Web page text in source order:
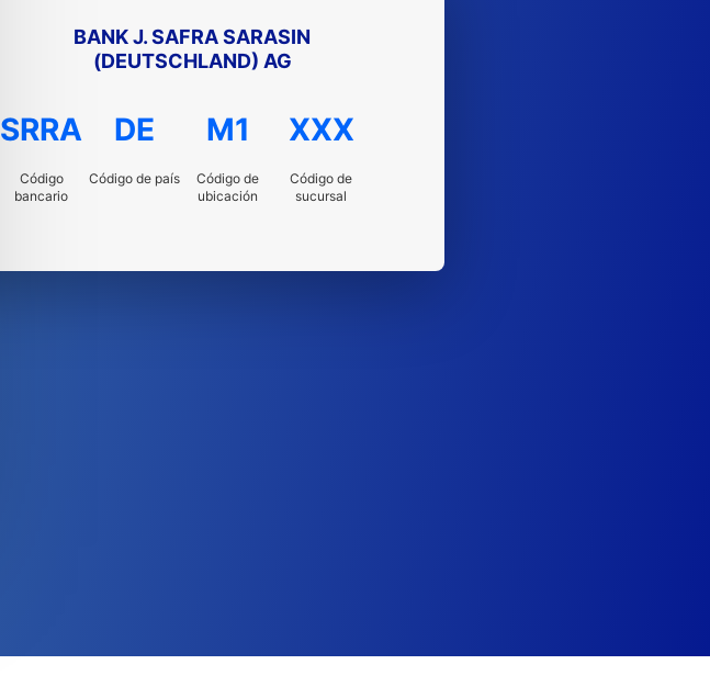
BANK J. SAFRA SARASIN
(DEUTSCHLAND) AG
SRRA
Código
bancario
DE
Código de país
M1
Código de
ubicación
XXX
Código de
sucursal